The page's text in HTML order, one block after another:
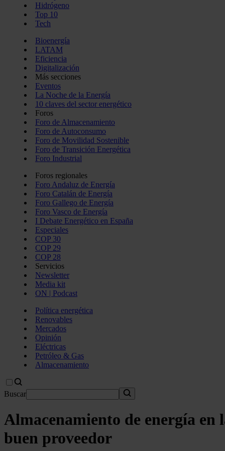
Hidrógeno
Top 10
Tech
Bioenergía
LATAM
Eficiencia
Digitalización
Más secciones
Eventos
La Noche de la Energía
10 claves del sector energético
Foros
Foro de Almacenamiento
Foro de Autoconsumo
Foro de Movilidad Sostenible
Foro de Transición Energética
Foro Industrial
Foros regionales
Foro Andaluz de Energía
Foro Catalán de Energía
Foro Gallego de Energía
Foro Vasco de Energía
I Debate Energético en España
Especiales
COP 30
COP 29
COP 28
Servicios
Newsletter
Media kit
ON | Podcast
Política energética
Renovables
Mercados
Opinión
Eléctricas
Petróleo & Gas
Almacenamiento
Buscar
Almacenamiento de energía
buen proveedor